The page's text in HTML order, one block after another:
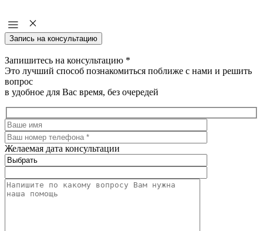
Запись на консультацию
Запишитесь на консультацию *
Это лучший способ познакомиться поближе с нами и решить
вопрос
в удобное для Вас время, без очередей
Желаемая дата консультации